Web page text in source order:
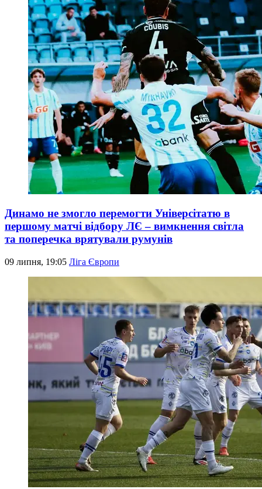
Динамо не змогло перемогти Універсітатю в
першому матчі відбору ЛЄ – вимкнення світла
та поперечка врятували румунів
09 липня, 19:05 Ліга Європи